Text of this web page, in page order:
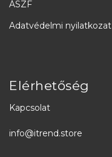
ÁSZF
Adatvédelmi nyilatkozat
Elérhetőség
Kapcsolat
info@itrend.store